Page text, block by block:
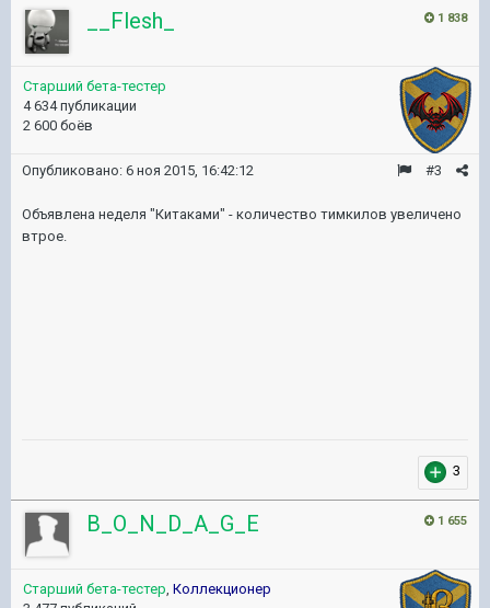
1 838
__Flesh_
Старший бета-тестер
4 634 публикации
2 600 боёв
#3
Опубликовано: 6 ноя 2015, 16:42:12
Объявлена неделя "Китаками" - количество тимкилов увеличено
втрое.
3
1 655
B_O_N_D_A_G_E
Старший бета-тестер Коллекционер